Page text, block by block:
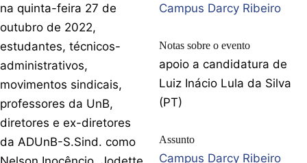
na quinta-feira 27 de
outubro de 2022,
estudantes, técnicos-
administrativos,
movimentos sindicais,
professores da UnB,
diretores e ex-diretores
da ADUnB-S.Sind. como
Campus Darcy Ribeiro
Notas sobre o evento
apoio a candidatura de
Luiz Inácio Lula da Silva
(PT)
Assunto
Campus Darcy Ribeiro